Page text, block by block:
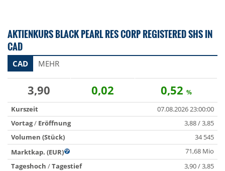
AKTIENKURS BLACK PEARL RES CORP REGISTERED SHS IN
CAD
CAD MEHR
3,90 0,02 0,52 %
Kurszeit
07.08.2026 23:00:00
Vortag/ Eröffnung
3,88 / 3,85
Volumen (Stück)
34 545
Marktkap. (EUR)
71,68 Mio
Tageshoch /Tagestief
3,90 / 3,85